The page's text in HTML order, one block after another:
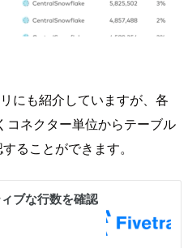
にも紹介していますが、各
コネクター単位からテーブル
ることができます。